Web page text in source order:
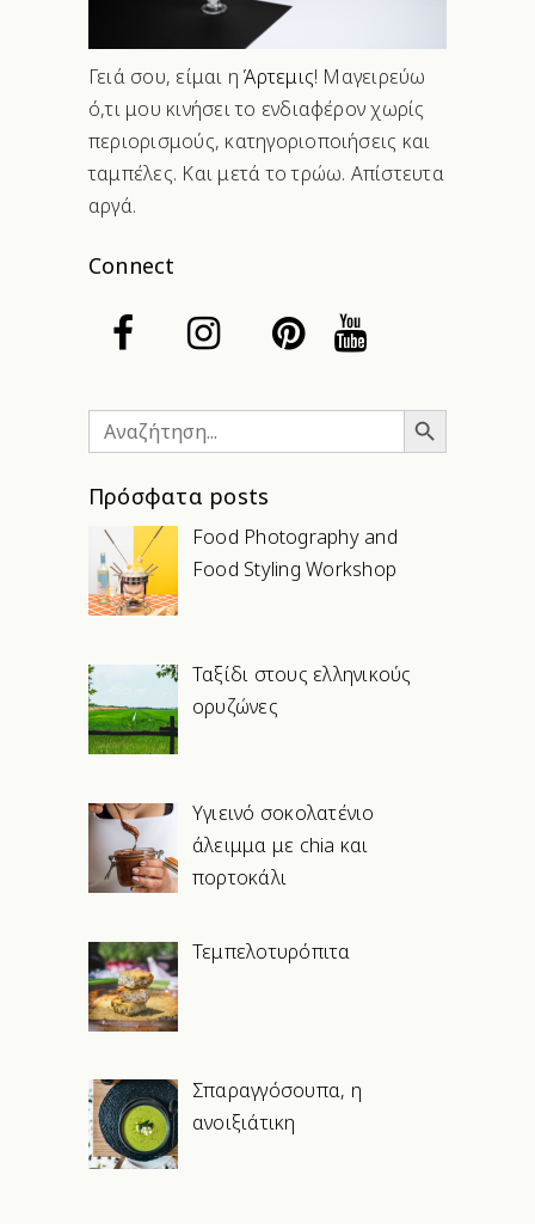
Γειά σου, είμαι ηΆρτεμις! Μαγειρεύω
ό,τι μου κινήσει το ενδιαφέρον χωρίς
περιορισμούς, κατηγοριοποιήσεις και
ταμπέλες. Και μετά το τρώω. Απίστευτα
αργά.
Connect
Search
for:
Search Button
Πρόσφατα posts
Food Photography and
Food Styling Workshop
Ταξίδι στους ελληνικούς
ορυζώνες
Υγιεινό σοκολατένιο
άλειμμα με chia και
πορτοκάλι
Τεμπελοτυρόπιτα
Σπαραγγόσουπα, η
ανοιξιάτικη